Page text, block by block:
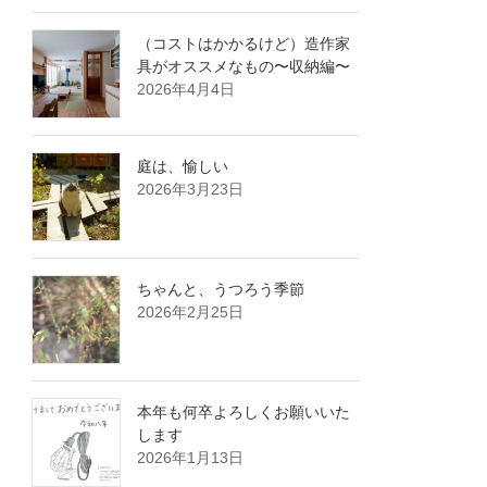
（コストはかかるけど）造作家
具がオススメなもの〜収納編〜
2026年4月4日
庭は、愉しい
2026年3月23日
ちゃんと、うつろう季節
2026年2月25日
本年も何卒よろしくお願いいた
します
2026年1月13日